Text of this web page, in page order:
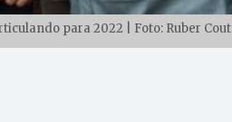
para 2022 | Foto: Ruber